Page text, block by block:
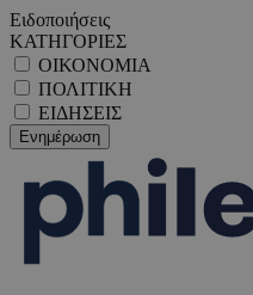
Ειδοποιήσεις
ΚΑΤΗΓΟΡΙΕΣ
ΟΙΚΟΝΟΜΙΑ
ΠΟΛΙΤΙΚΗ
ΕΙΔΗΣΕΙΣ